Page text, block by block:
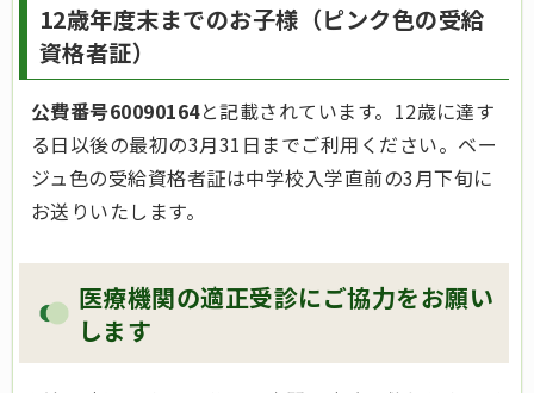
12歳年度末までのお子様 （ピンク色の受給
資格者証）
公費番号60090164と記載されています。12歳に達す
る日以後の最初の3月31日までご利用ください。ベー
ジュ色の受給資格者証は中学校入学直前の3月下旬に
お送りいたします。
医療機関の適正受診にご協力をお願い
します